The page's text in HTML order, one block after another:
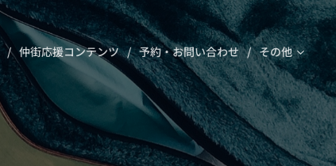
仲街応援コンテンツ 予約・お問い合わせ その他